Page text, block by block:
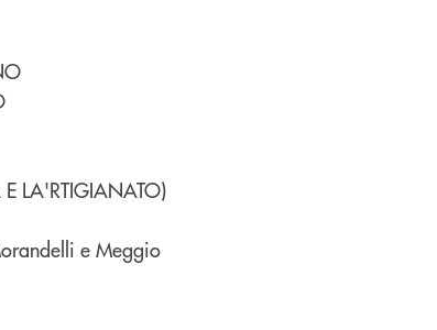
E LA'RTIGIANATO)
e Meggio